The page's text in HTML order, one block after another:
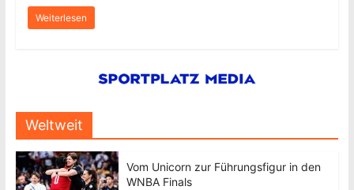
Weiterlesen
Weltweit
Vom Unicorn zur Führungsfigur in den
WNBA Finals